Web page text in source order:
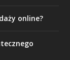
online?